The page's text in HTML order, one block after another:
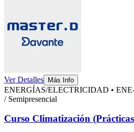
Ver Detalles Más Info
ENERGÍAS/ELECTRICIDAD •
/ Semipresencial
Curso Climatización